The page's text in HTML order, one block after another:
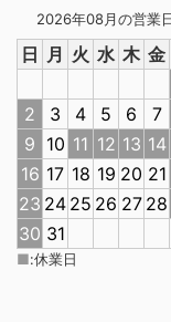
2026年08月の営業
日 月 火 水 木 金
2
3 4 5 6 7
9 10 11 12 13 14
16 17 18 19 20 21
23 24 25 26 27 28
30 31
■:休業日